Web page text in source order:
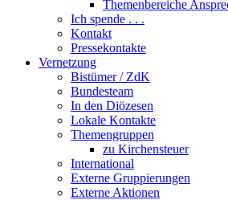
Themenbereiche
Ich spende . . .
Kontakt
Pressekontakte
Vernetzung
Bistümer / ZdK
Bundesteam
In den Diözesen
Lokale Kontakte
Themengruppen
zu Kirchensteuer
International
Externe Gruppierungen
Externe Aktionen